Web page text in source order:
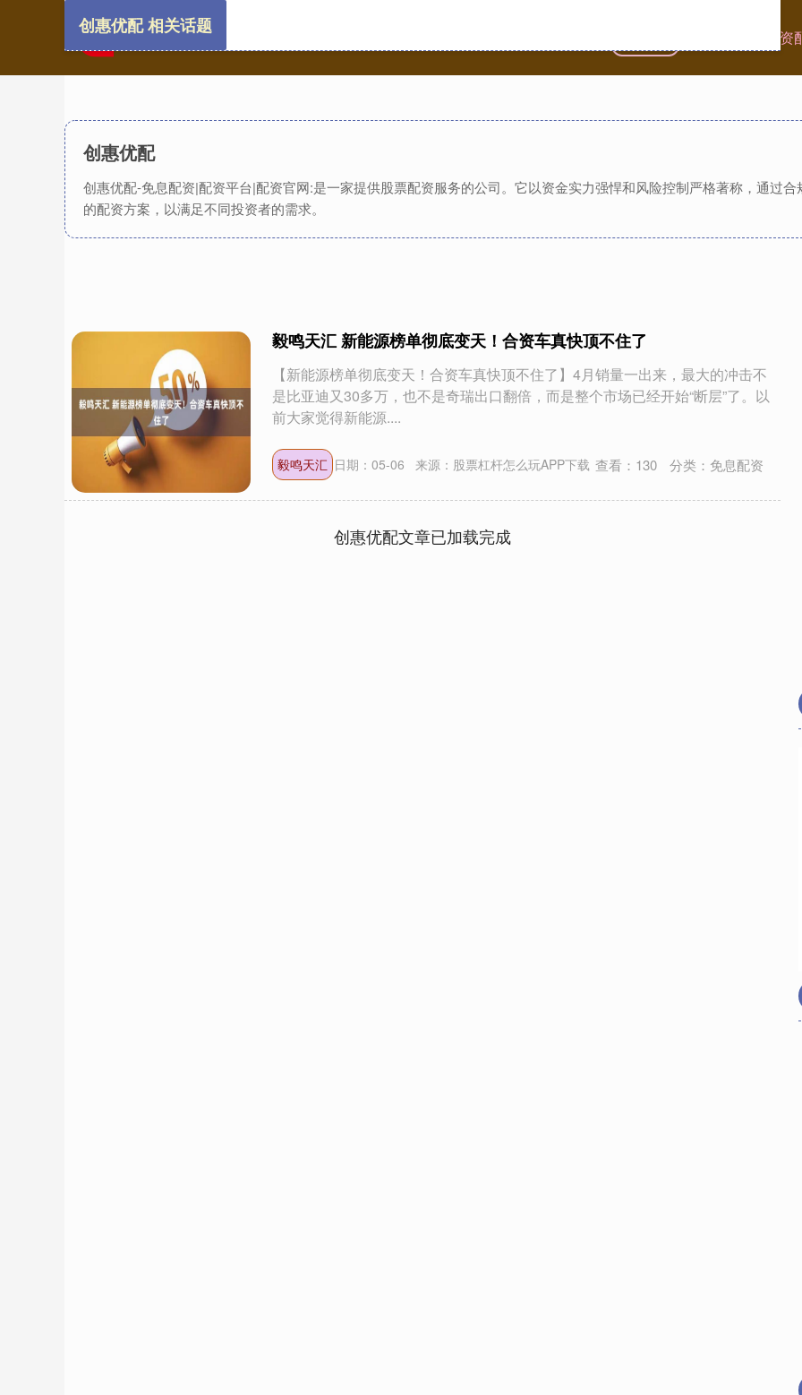
免息配资
创惠优配
创惠优配-免息配资|配资平台|配资官网:是一家提供股票配资服务的公司。它以资金实力强悍和风险控制严格著称，通过
的配资方案，以满足不同投资者的需求。
创惠优配 相关话题
毅鸣天汇 新能源榜单彻底变天！合资车真快顶不住了
【新能源榜单彻底变天！合资车真快顶不住了】4月销量一出来，最大的冲击不
是比亚迪又30多万，也不是奇瑞出口翻倍，而是整个市场已经开始“断层”了。以
前大家觉得新能源....
毅鸣天汇 日期：05-06 来源：股票杠杆怎么玩APP下载 查看： 130 分类： 免息配资
创惠优配文章已加载完成